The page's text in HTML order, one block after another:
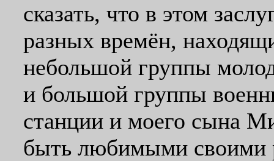
сказать, что в этом
разных времён,
небольшой группы
и большой группы
станции и моего сына
быть любимыми своими